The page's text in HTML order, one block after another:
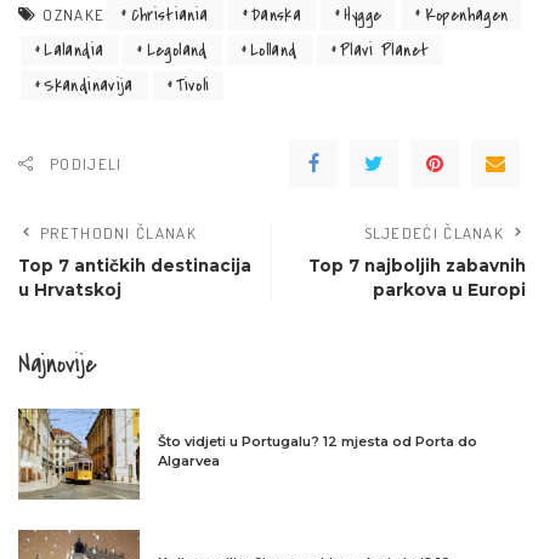
OZNAKE Christiania Danska Hygge
Kopenhagen
Lalandia
Legoland Lolland
Plavi Planet
Skandinavija
Tivoli
PODIJELI
PRETHODNI ČLANAK
Top 7 antičkih destinacija
u Hrvatskoj
SLJEDEĆI ČLANAK
Top 7 najboljih zabavnih
parkova u Europi
Najnovije
Što vidjeti u Portugalu? 12 mjesta od Porta do
Algarvea